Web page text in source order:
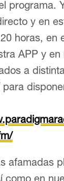
programa.
y en
horas, en
APP y
a
para
afamadas
como en